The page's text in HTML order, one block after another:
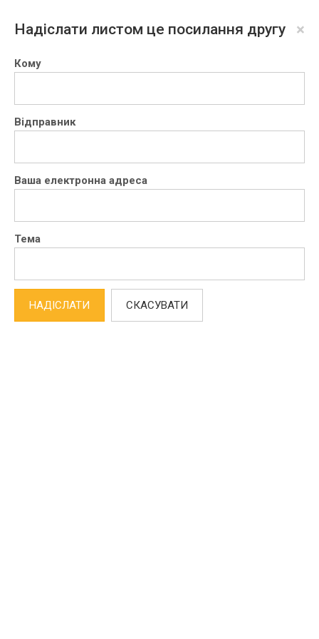
Надіслати листом це посилання другу ×
Кому
Відправник
Ваша електронна адреса
Тема
НАДІСЛАТИ СКАСУВАТИ